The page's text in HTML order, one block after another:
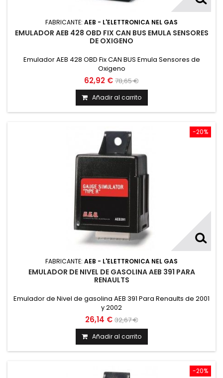
FABRICANTE: AEB - L'ELETTRONICA NEL GAS
EMULADOR AEB 428 OBD FIX CAN BUS EMULA SENSORES
DE OXIGENO
Emulador AEB 428 OBD Fix CAN BUS Emula Sensores de
Oxigeno
62,92 € 78,65 €
Añadir al carrito
FABRICANTE: AEB - L'ELETTRONICA NEL GAS
EMULADOR DE NIVEL DE GASOLINA AEB 391 PARA
RENAULTS
Emulador de Nivel de gasolina AEB 391 Para Renaults de 2001
y 2002
26,14 €32,67 €
-20%
Añadir al carrito
-20%